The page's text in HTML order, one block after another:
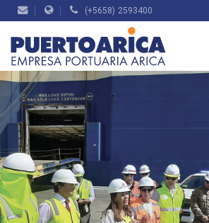
(+5658) 2593400